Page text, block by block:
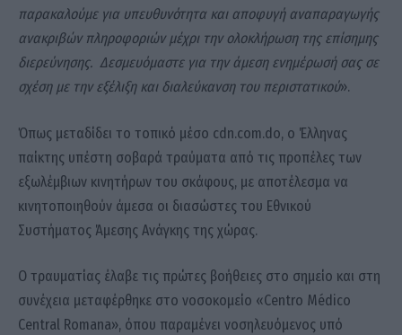
παρακαλούμε για υπευθυνότητα και αποφυγή αναπαραγωγής
ανακριβών πληροφοριών μέχρι την ολοκλήρωση της επίσημης
διερεύνησης. Δεσμευόμαστε για την άμεση ενημέρωσή σας σε
σχέση με την εξέλιξη και διαλεύκανση του περιστατικού».
Όπως μεταδίδει το τοπικό μέσο cdn.com.do, ο Έλληνας
παίκτης υπέστη σοβαρά τραύματα από τις προπέλες των
εξωλέμβιων κινητήρων του σκάφους, με αποτέλεσμα να
κινητοποιηθούν άμεσα οι διασώστες του Εθνικού
Συστήματος Άμεσης Ανάγκης της χώρας.
Ο τραυματίας έλαβε τις πρώτες βοήθειες στο σημείο και στη
συνέχεια μεταφέρθηκε στο νοσοκομείο «Centro Médico
Central Romana», όπου παραμένει νοσηλευόμενος υπό